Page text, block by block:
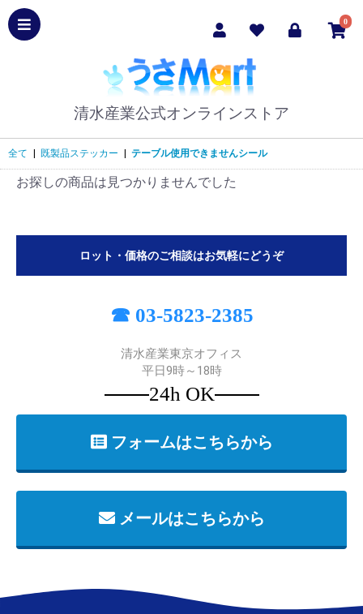
0
清水産業公式オンラインストア
全て 既製品ステッカー テーブル使用できませんシール
お探しの商品は見つかりませんでした
ロット・価格のご相談はお気軽にどうぞ
☎ 03-5823-2385
清水産業東京オフィス
平日9時～18時
24h OK
フォームはこちらから
メールはこちらから